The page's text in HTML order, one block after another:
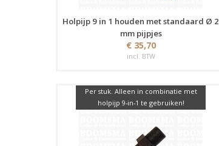
Holpijp 9 in 1 houden met standaard Ø 2
mm pijpjes
€ 35,70
incl. BTW
Per stuk. Alleen in combinatie met
holpijp 9-in-1 te gebruiken!